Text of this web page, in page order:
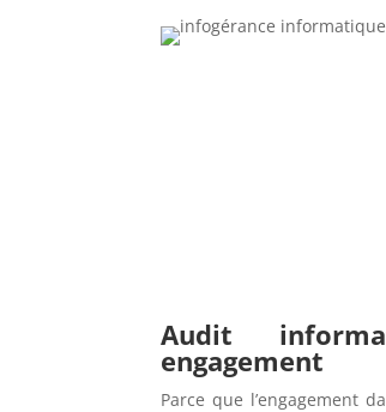
Audit
engagement
Parce que l’engagement